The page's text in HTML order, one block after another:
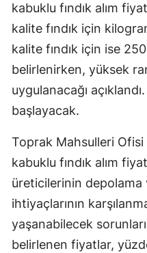
kabuklu fındık alım
kalite fındık için
kalite fındık için ise
belirlenirken, yüksek
uygulanacağı
başlayacak.
Toprak Mahsulleri
kabuklu fındık alım
üreticilerinin depolama
ihtiyaçlarının
yaşanabilecek
belirlenen fiyatlar,